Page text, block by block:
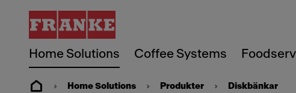
Home Solutions Coffee Systems
Home Solutions Produkter Diskbänkar